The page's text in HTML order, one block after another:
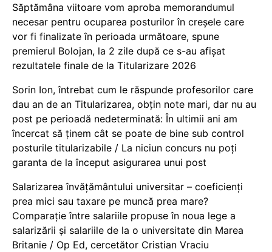
Săptămâna viitoare vom aproba memorandumul
necesar pentru ocuparea posturilor în creșele care
vor fi finalizate în perioada următoare, spune
premierul Bolojan, la 2 zile după ce s-au afișat
rezultatele finale de la Titularizare 2026
Sorin Ion, întrebat cum le răspunde profesorilor care
dau an de an Titularizarea, obțin note mari, dar nu au
post pe perioadă nedeterminată: În ultimii ani am
încercat să ținem cât se poate de bine sub control
posturile titularizabile / La niciun concurs nu poți
garanta de la început asigurarea unui post
Salarizarea învățământului universitar – coeficienți
prea mici sau taxare pe muncă prea mare?
Comparație între salariile propuse în noua lege a
salarizării și salariile de la o universitate din Marea
Britanie / Op Ed, cercetător Cristian Vraciu